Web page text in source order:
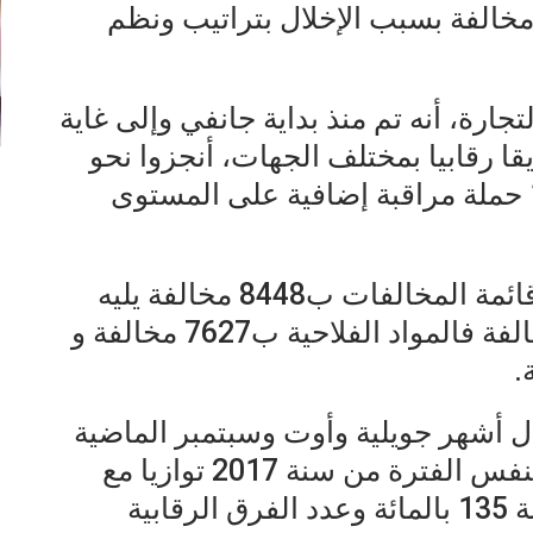
بالمواد المدعمة و 3914 مخالفة بسبب الإخلال بتراتيب ونظم
أنه تم منذ بداية جانفي وإلى غاية
الجاري تخصيص 15628 فريقا رقابيا بمختلف الجهات، أنجزوا نحو
239 ألف زيارة تفقد ميداني و 150 حملة مراقبة إضافية على المستوى
واحتل قطاع المواد الغذائية رأس قائمة المخالفات ب8448 مخالفة يليه
قطاع المواد الصناعية ب8349 مخالفة فالمواد الفلاحية ب7627 مخالفة و
أشهر جويلية وأوت وسبتمبر الماضية
نسبة تطور ب192 بالمائة مقارنة بنفس الفترة من سنة 2017 توازيا مع
ارتفاع عدد الزيارات التفقدية بنسبة 135 بالمائة وعدد الفرق الرقابية